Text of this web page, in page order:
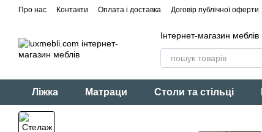
Перейти до основного контенту
Про нас Контакти Оплата і доставка Договір публічної оферти
Інтернет-магазин меблів
Ліжка Матраци Столи та стільці